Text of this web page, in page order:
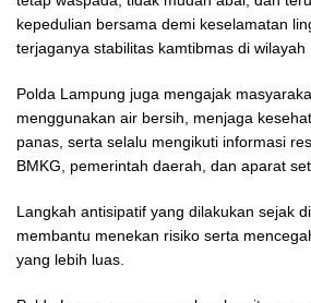
kepedulian bersama demi keselamatan
terjaganya stabilitas kamtibmas di wilayah
Polda Lampung juga mengajak
menggunakan air bersih, menjaga
panas, serta selalu mengikuti informasi
BMKG, pemerintah daerah, dan aparat
Langkah antisipatif yang dilakukan sejak
membantu menekan risiko serta
yang lebih luas.